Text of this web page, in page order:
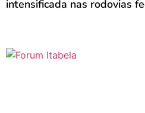
intensificada nas rodovias